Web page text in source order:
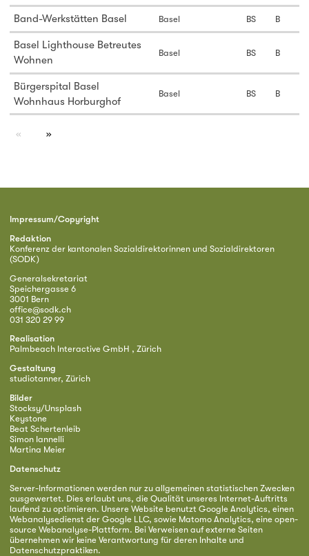
Band-Werkstätten Basel Basel BS B
Basel Lighthouse Betreutes
Wohnen
Basel BS B
Bürgerspital Basel
Wohnhaus Horburghof
Basel BS B
page
Impressum/Copyright
Redaktion
Konferenz der kantonalen Sozialdirektorinnen und Sozialdirektoren
(SODK)
Generalsekretariat
Speichergasse 6
3001 Bern
office@sodk.ch
031 320 29 99
Realisation
Palmbeach Interactive GmbH , Zürich
Gestaltung
studiotanner, Zürich
Bilder
Stocksy/Unsplash
Keystone
Beat Schertenleib
Simon Iannelli
Martina Meier
Datenschutz
Server-Informationen werden nur zu allgemeinen statistischen Zwecken
ausgewertet. Dies erlaubt uns, die Qualität unseres Internet-Auftritts
laufend zu optimieren. Unsere Website benutzt Google Analytics, einen
Webanalysedienst der Google LLC, sowie Matomo Analytics, eine open-
source Webanalyse-Plattform. Bei Verweisen auf externe Seiten
übernehmen wir keine Verantwortung für deren Inhalte und
Datenschutzpraktiken.